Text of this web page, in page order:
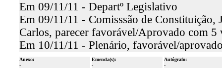
Em 09/11/11 - Departº Legislativo
Em 09/11/11 - Comisssão de Constituição,
Carlos, parecer favorável/Aprovado com
Em 10/11/11 - Plenário, favorável/
Anexo:
-
Emenda(s):
-
Autógrafo:
-